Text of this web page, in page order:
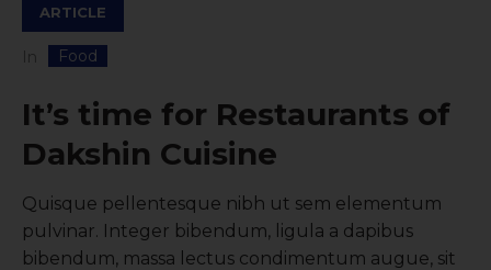
ARTICLE
In Food
It’s time for Restaurants of
Dakshin Cuisine
Quisque pellentesque nibh ut sem elementum
pulvinar. Integer bibendum, ligula a dapibus
bibendum, massa lectus condimentum augue, sit